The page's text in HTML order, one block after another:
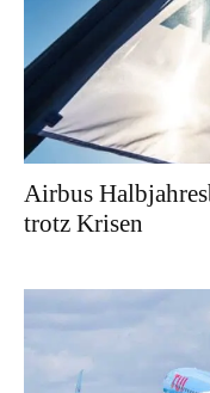
Airbus
trotz Krisen